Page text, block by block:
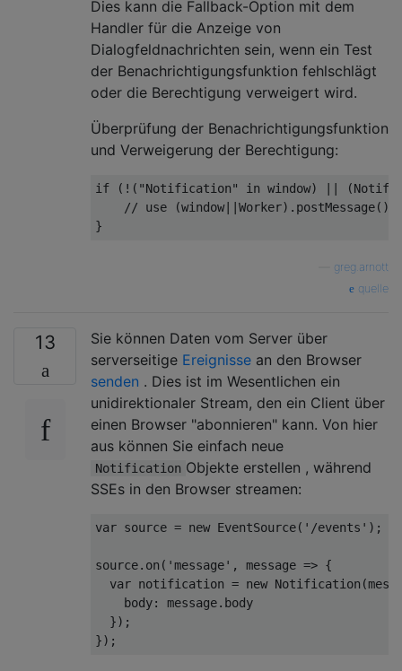
Dies kann die Fallback-Option mit dem
Handler für die Anzeige von
Dialogfeldnachrichten sein, wenn ein Test
der Benachrichtigungsfunktion fehlschlägt
oder die Berechtigung verweigert wird.
Überprüfung der Benachrichtigungsfunktion
und Verweigerung der Berechtigung:
if (!( "Notification" in window) || (
// use
}
greg.arnott
quelle
13
Sie können Daten vom Server über
serverseitige Ereignisse an den Browser
senden . Dies ist im Wesentlichen ein
unidirektionaler Stream, den ein Client über
einen Browser "abonnieren" kann. Von hier
aus können Sie einfach neue
Notification Objekte erstellen , während
SSEs in den Browser streamen:
var source = new EventSource( '/events' );
source. on ( 'message' , message => {
var notification = new Notification (
    body
: message. body
});
});